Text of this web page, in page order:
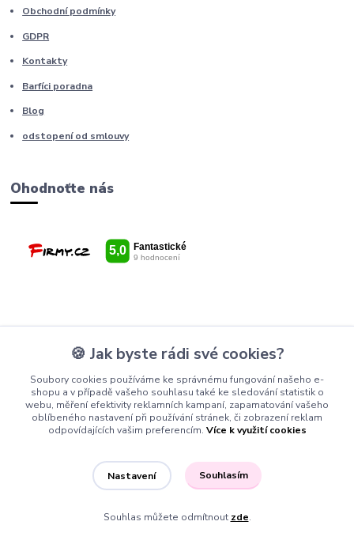
Obchodní podmínky
GDPR
Kontakty
Barfíci poradna
Blog
odstopení od smlouvy
Ohodnoťte nás
Kde nás najdete
Obchodní dům Lerk
🍪 Jak byste rádi své cookies?
Soubory cookies používáme ke správnému fungování našeho e-
shopu a v případě vašeho souhlasu také ke sledování statistik o
webu, měření efektivity reklamních kampaní, zapamatování vašeho
oblíbeného nastavení při používání stránek, či zobrazení reklam
odpovídajících vašim preferencím. Více k využití cookies
Nastavení Souhlasím
Souhlas můžete odmítnout zde.